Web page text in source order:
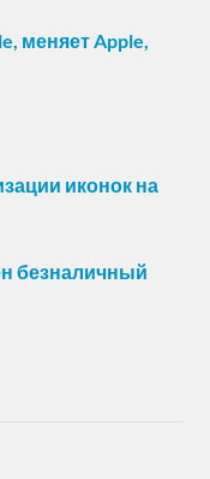
меняет Apple,
иконок на
безналичный